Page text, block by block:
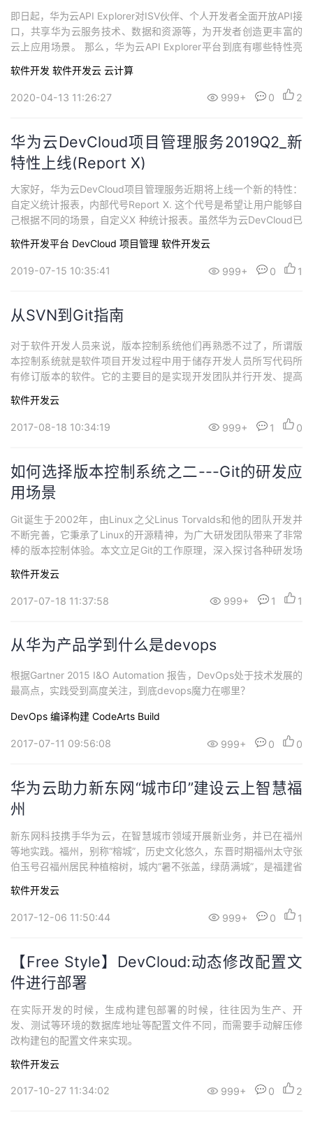
堂
的
程
我
认
证
的
实
验
我
的
收
我
技
支
持
的
声
建
议
即日起，华为云API Explorer对ISV伙伴、个人开发者全面开放API接
口，共享华为云服务技术、数据和资源等，为开发者创造更丰富的
云上应用场景。 那么，华为云API Explorer平台到底有哪些特性亮
软件开发 软件开发云 云计算
2020-04-13 11:26:27 999+ 0 2
华为云DevCloud项目管理服务2019Q2_新
特性上线(Report X)
大家好，华为云DevCloud项目管理服务近期将上线一个新的特性：
自定义统计报表，内部代号Report X. 这个代号是希望让用户能够自
己根据不同的场景，自定义X 种统计报表。虽然华为云DevCloud已
以概览信息为主，对于弄脏双手，干具体活的团队Leader、项目经
理，测试经理，交付经理而言，他们还需要项目的详细统计信息，
软件开发平台 DevCloud 项目管理 软件开发云
2019-07-15 10:35:41 999+ 0 1
从SVN到Git指南
对于软件开发人员来说，版本控制系统他们再熟悉不过了，所谓版
本控制系统就是软件项目开发过程中用于储存开发人员所写代码所
有修订版本的软件。它的主要目的是实现开发团队并行开发、提高
踪手段，保证在需要时可回到旧的版本，避免文件的丢失、修改的
丢失和相互覆盖，从而减轻开发人员的负担，节省时间，同时降低
软件开发云
2017-08-18 10:34:19 999+ 1 0
如何选择版本控制系统之二---Git的研发应
用场景
Git诞生于2002年，由Linux之父Linus Torvalds和他的团队开发并
不断完善，它秉承了Linux的开源精神，为广大研发团队带来了非常
棒的版本控制体验。本文立足Git的工作原理，深入探讨各种研发场
软件开发云
2017-07-18 11:37:58 999+ 1 1
从华为产品学到什么是devops
根据Gartner 2015 I&O Automation 报告，DevOps处于技术发展的
最高点，实践受到高度关注，到底devops魔力在哪里？
DevOps 编译构建 CodeArts Build
2017-07-11 09:56:08 999+ 0 0
华为云助力新东网“城市印”建设云上智慧福
州
新东网科技携手华为云，在智慧城市领域开展新业务，并已在福州
等地实践。福州，别称“榕城”，历史文化悠久，东晋时期福州太守张
伯玉号召福州居民种植榕树，城内“暑不张盖，绿荫满城”，是福建省
域开展新业务，并已在福州等地实践。新东网“城市印”建设“云上智
慧福州”，让“信息多跑路，群众少跑腿”；助力榕城给市民提供新服
软件开发云
2017-12-06 11:50:44 999+ 0 1
【Free Style】DevCloud:动态修改配置文
件进行部署
在实际开发的时候，生成构建包部署的时候，往往因为生产、开
发、测试等环境的数据库地址等配置文件不同，而需要手动解压修
改构建包的配置文件来实现。
软件开发云
2017-10-27 11:34:02 999+ 0 2